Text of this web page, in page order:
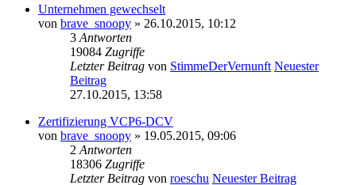
Unternehmen gewechselt
von brave_snoopy » 26.10.2015, 10:12
3 Antworten
19084 Zugriffe
Letzter Beitrag von StimmeDerVernunft Neuester
Beitrag
27.10.2015, 13:58
Zertifizierung VCP6-DCV
von brave_snoopy » 19.05.2015, 09:06
2 Antworten
18306 Zugriffe
Letzter Beitrag von roeschu Neuester Beitrag